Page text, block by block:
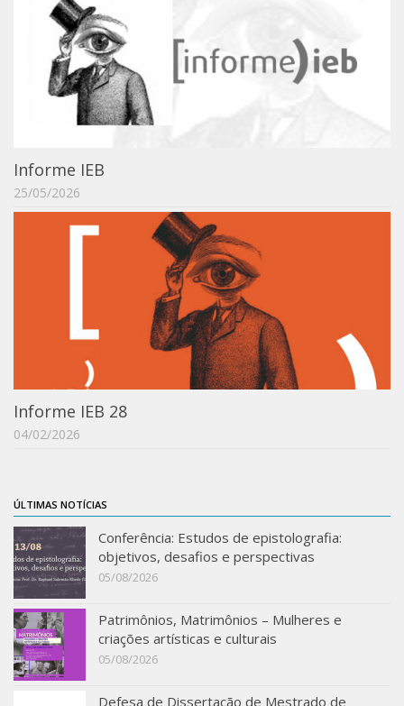
Estudos Brasileiros
Guia do IEB
Informe IEB
Livros publicados
Revista do IEB
English
Collection
IEB Library
IEB Visual Arts Collection
Journal [RIEB]
CRINT
Contact US
Informe IEB
25/05/2026
Informe IEB 28
04/02/2026
ÚLTIMAS NOTÍCIAS
Conferência: Estudos de epistolografia:
objetivos, desafios e perspectivas
05/08/2026
Patrimônios, Matrimônios – Mulheres e
criações artísticas e culturais
05/08/2026
Defesa de Dissertação de Mestrado de